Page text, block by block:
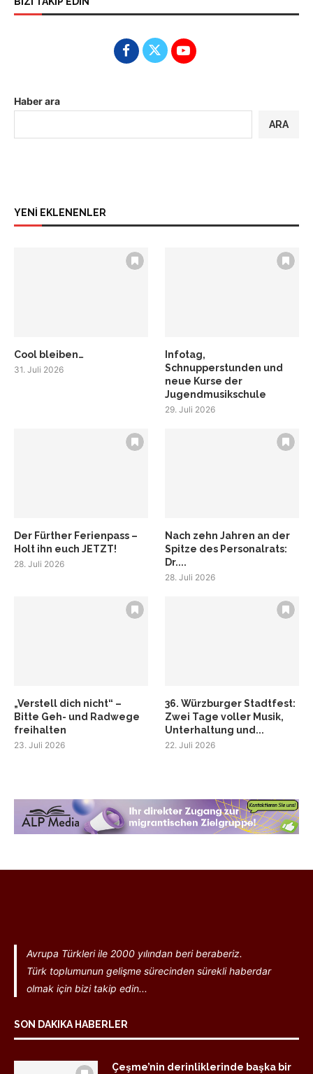
Haber ara
ARA
YENİ EKLENENLER
Cool bleiben…
31. Juli 2026
Infotag,
Schnupperstunden und
neue Kurse der
Jugendmusikschule
29. Juli 2026
Der Fürther Ferienpass –
Holt ihn euch JETZT!
28. Juli 2026
Nach zehn Jahren an der
Spitze des Personalrats:
Dr....
28. Juli 2026
„Verstell dich nicht“ –
Bitte Geh- und Radwege
freihalten
23. Juli 2026
36. Würzburger Stadtfest:
Zwei Tage voller Musik,
Unterhaltung und...
22. Juli 2026
Avrupa Türkleri ile 2000 yılından beri beraberiz.
Türk toplumunun gelişme sürecinden sürekli haberdar
olmak için bizi takip edin...
SON DAKIKA HABERLER
Çeşme’nin derinliklerinde başka bir